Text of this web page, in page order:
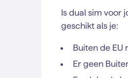
Is dual sim voor
geschikt als je:
Buiten de EU
Er geen